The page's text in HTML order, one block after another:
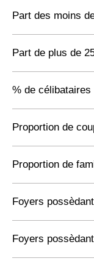
Part des moins
Part de plus de
% de célibataires
Proportion de
Proportion de
Foyers
Foyers